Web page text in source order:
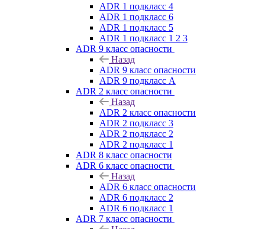
ADR 1 подкласс 4
ADR 1 подкласс 6
ADR 1 подкласс 5
ADR 1 подкласс 1 2 3
ADR 9 класс опасности
Назад
ADR 9 класс опасности
ADR 9 подкласс A
ADR 2 класс опасности
Назад
ADR 2 класс опасности
ADR 2 подкласс 3
ADR 2 подкласс 2
ADR 2 подкласс 1
ADR 8 класс опасности
ADR 6 класс опасности
Назад
ADR 6 класс опасности
ADR 6 подкласс 2
ADR 6 подкласс 1
ADR 7 класс опасности